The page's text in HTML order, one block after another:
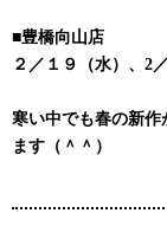
■豊橋向山店
２／１９（水）、2
寒い中でも春の新作
ます（＾＾）